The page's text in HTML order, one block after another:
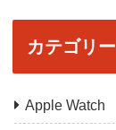
カテゴリー
Apple Watch